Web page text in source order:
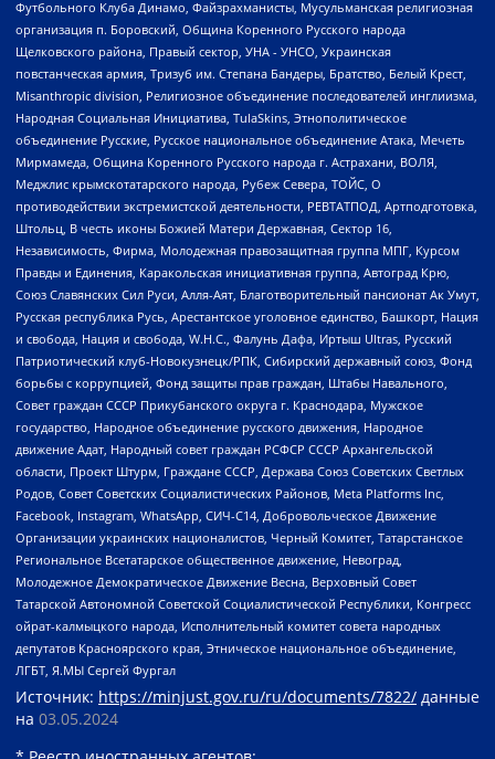
Футбольного Клуба Динамо, Файзрахманисты, Мусульманская религиозная
организация п. Боровский, Община Коренного Русского народа
Щелковского района, Правый сектор, УНА - УНСО, Украинская
повстанческая армия, Тризуб им. Степана Бандеры, Братство, Белый Крест,
Misanthropic division, Религиозное объединение последователей инглиизма,
Народная Социальная Инициатива, TulaSkins, Этнополитическое
объединение Русские, Русское национальное объединение Атака, Мечеть
Мирмамеда, Община Коренного Русского народа г. Астрахани, ВОЛЯ,
Меджлис крымскотатарского народа, Рубеж Севера, ТОЙС, О
противодействии экстремистской деятельности, РЕВТАТПОД, Артподготовка,
Штольц, В честь иконы Божией Матери Державная, Сектор 16,
Независимость, Фирма, Молодежная правозащитная группа МПГ, Курсом
Правды и Единения, Каракольская инициативная группа, Автоград Крю,
Союз Славянских Сил Руси, Алля-Аят, Благотворительный пансионат Ак Умут,
Русская республика Русь, Арестантское уголовное единство, Башкорт, Нация
и свобода, Нация и свобода, W.H.С., Фалунь Дафа, Иртыш Ultras, Русский
Патриотический клуб-Новокузнецк/РПК, Сибирский державный союз, Фонд
борьбы с коррупцией, Фонд защиты прав граждан, Штабы Навального,
Совет граждан СССР Прикубанского округа г. Краснодара, Мужское
государство, Народное объединение русского движения, Народное
движение Адат, Народный совет граждан РСФСР СССР Архангельской
области, Проект Штурм, Граждане СССР, Держава Союз Советских Светлых
Родов, Совет Советских Социалистических Районов, Meta Platforms Inc,
Facebook, Instagram, WhatsApp, СИЧ-С14, Добровольческое Движение
Организации украинских националистов, Черный Комитет, Татарстанское
Региональное Всетатарское общественное движение, Невоград,
Молодежное Демократическое Движение Весна, Верховный Совет
Татарской Автономной Советской Социалистической Республики, Конгресс
ойрат-калмыцкого народа, Исполнительный комитет совета народных
депутатов Красноярского края, Этническое национальное объединение,
ЛГБТ, Я.МЫ Сергей Фургал
Источник: https://minjust.gov.ru/ru/documents/7822/ данные
на 03.05.2024